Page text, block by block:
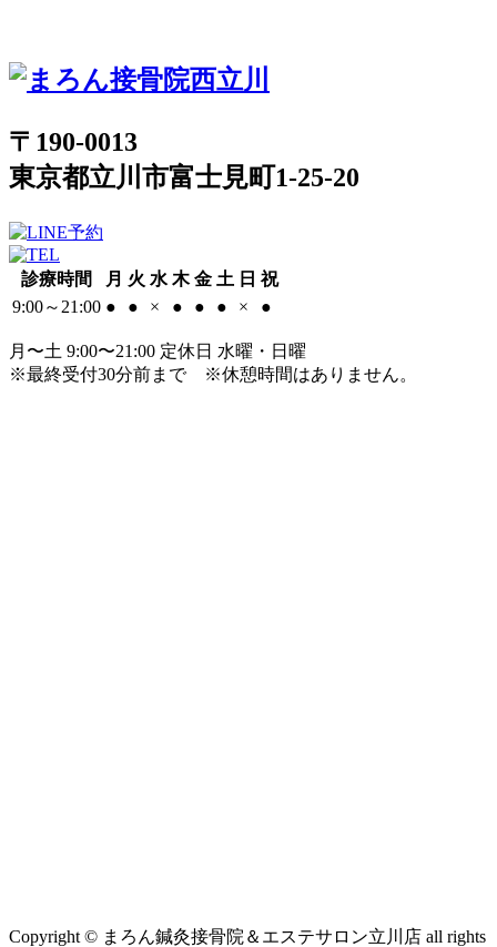
〒190-0013
東京都立川市富士見町1-25-20
診療時間 月 火 水 木 金 土 日 祝
9:00～21:00 ● ● × ● ● ● × ●
月〜土 9:00〜21:00 定休日 水曜・日曜
※最終受付30分前まで
※休憩時間はありません。
Copyright © まろん鍼灸接骨院＆エステサロン立川店 all rights